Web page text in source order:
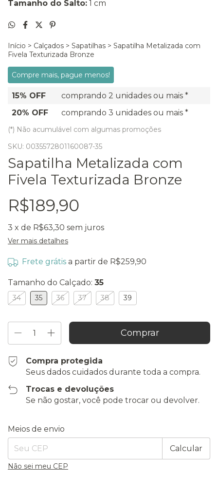
Tamanho do Salto: 1 cm
Início > Calçados > Sapatilhas > Sapatilha Metalizada com
Fivela Texturizada Bronze
Compre mais, pague menos!
15% OFF
comprando 2 unidades ou mais *
20% OFF
comprando 3 unidades ou mais *
(*) Não acumulável com algumas promoções
SKU: 0035572801160087-35
Sapatilha Metalizada com
Fivela Texturizada Bronze
R$189,90
3 x de R$63,30 sem juros
Ver mais detalhes
Frete grátis a partir de R$259,90
Tamanho do Calçado: 35
34 35 36 37 38 39
Compra protegida
Seus dados cuidados durante toda a compra.
Trocas e devoluções
Se não gostar, você pode trocar ou devolver.
Entregas para o CEP:
Meios de envio
Calcular
Não sei meu CEP